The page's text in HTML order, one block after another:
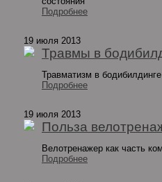
Подробнее
19 июля 2013
Травмы в
Травматизм в
Подробнее
19 июля 2013
Польза
Велотренажер как часть
Подробнее